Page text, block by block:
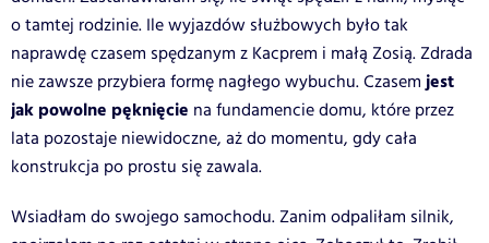
o tamtej rodzinie. Ile wyjazdów służbowych było tak
naprawdę czasem spędzanym z Kacprem i małą Zosią. Zdrada
nie zawsze przybiera formę nagłego wybuchu. Czasemjest
jak powolne pęknięcie na fundamencie domu, które przez
lata pozostaje niewidoczne, aż do momentu, gdy cała
konstrukcja po prostu się zawala.
Wsiadłam do swojego samochodu. Zanim odpaliłam silnik,